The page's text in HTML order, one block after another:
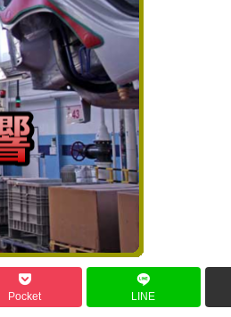
Pocket LINE